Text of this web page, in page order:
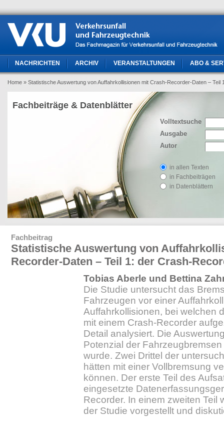
NACHRICHTEN ARCHIV VERANSTALTUNGEN ABO &
Home » Statistische Auswertung von Auffahrkollisionen mit Crash-Recorder-Daten – Teil
Volltextsuche
Ausgabe
Autor
in allen Texten
in Fachbeiträgen
in Datenblättern
Fachbeiträge & Datenblätter
Fachbeitrag
Statistische Auswertung von
Recorder-Daten – Teil 1: der Crash-
Tobias Aberle und Bettina
Die Studie untersucht das
Fahrzeugen vor einer
Auffahrkollisionen, bei welchen
mit einem Crash-Recorder
Detail analysiert. Die
Potenzial der
wurde. Zwei Drittel der
hätten mit einer Vollbremsung
können. Der erste Teil des
eingesetzte
Recorder. In einem zweiten Teil
der Studie vorgestellt und